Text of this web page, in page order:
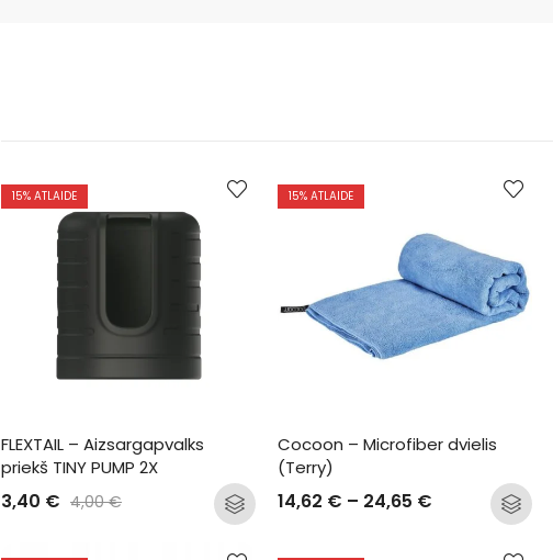
15% ATLAIDE
FLEXTAIL – Aizsargapvalks
priekš TINY PUMP 2X
3,40 € 4,00€
15% ATLAIDE
Cocoon – Microfiber dvielis
(Terry)
14,62 € – 24,65 €